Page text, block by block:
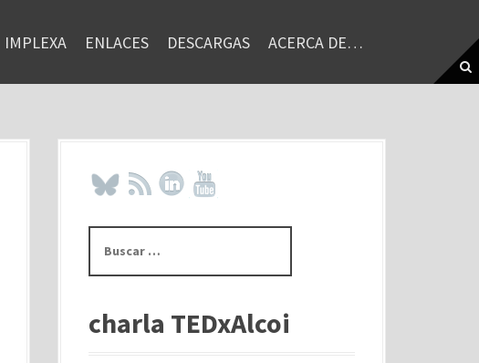
IMPLEXA ENLACES DESCARGAS ACERCA DE…
s
rcharla TEDxAlcoi